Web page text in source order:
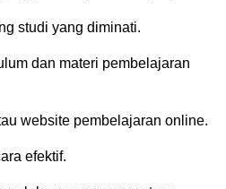
studi yang diminati.
dan materi pembelajaran
website pembelajaran online.
efektif.